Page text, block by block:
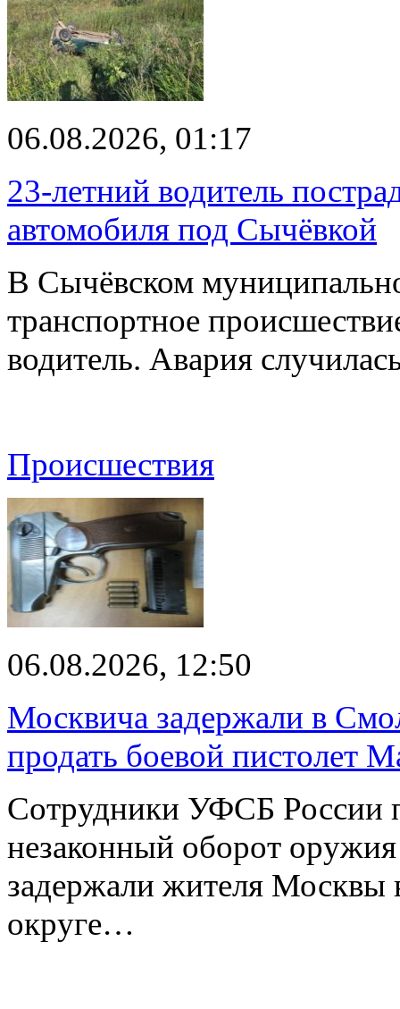
06.08.2026, 01:17
23-летний водитель
автомобиля под Сычёвкой
В Сычёвском
транспортное
водитель. Авария
Происшествия
06.08.2026, 12:50
Москвича задержали в
продать боевой пистолет
Сотрудники УФСБ России
незаконный оборот
задержали жителя
округе…